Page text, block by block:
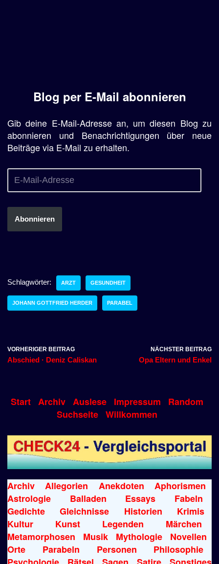
Blog per E-Mail abonnieren
Gib deine E-Mail-Adresse an, um diesen Blog zu
abonnieren und Benachrichtigungen über neue
Beiträge via E-Mail zu erhalten.
Abonnieren
Schlagwörter: ARZT GESUNDHEIT
JOHANN GOTTFRIED HERDER PARABEL
VORHERIGER BEITRAG
Abschied · Deniz Caliskan
NÄCHSTER BEITRAG
Opa Eltern und Enkel
Start Archiv Auslese Impressum
Random
Suchseite Willkommen
Archiv Allegorien Anekdoten
Aphorismen
Astrologie
Balladen Essays
Fabeln
Gedichte
Gleichnisse Historien
Krimis
Kultur
Kunst Legenden
Märchen
Metamorphosen
Musik Mythologie
Novellen
Orte
Parabeln Personen
Philosophie